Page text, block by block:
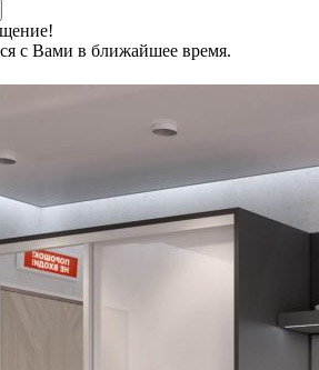
с Вами в ближайшее время.